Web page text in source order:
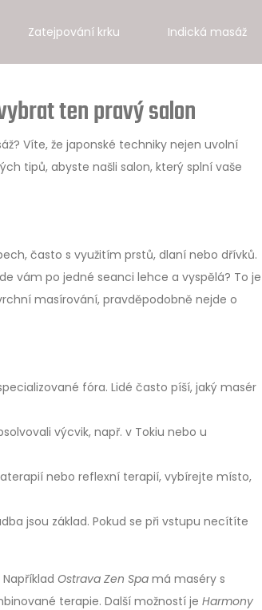
Zatejpování krku Indická masáž
ten pravý salon
Víte, že japonské techniky nejen uvolní
tipů, abyste našli salon, který splní vaše
často s využitím prstů, dlaní nebo dřívků.
vám po jedné seanci lehce a vyspělá? To je
masírování, pravděpodobně nejde o
fóra. Lidé často píší, jaký masér
výcvik, např. v Tokiu nebo u
nebo reflexní terapií, vybírejte místo,
jsou základ. Pokud se při vstupu necítíte
Ostrava Zen Spa má maséry s
terapie. Další možností je Harmony